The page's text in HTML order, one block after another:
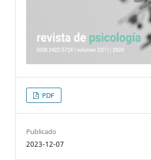
PDF
Publicado
2023-12-07